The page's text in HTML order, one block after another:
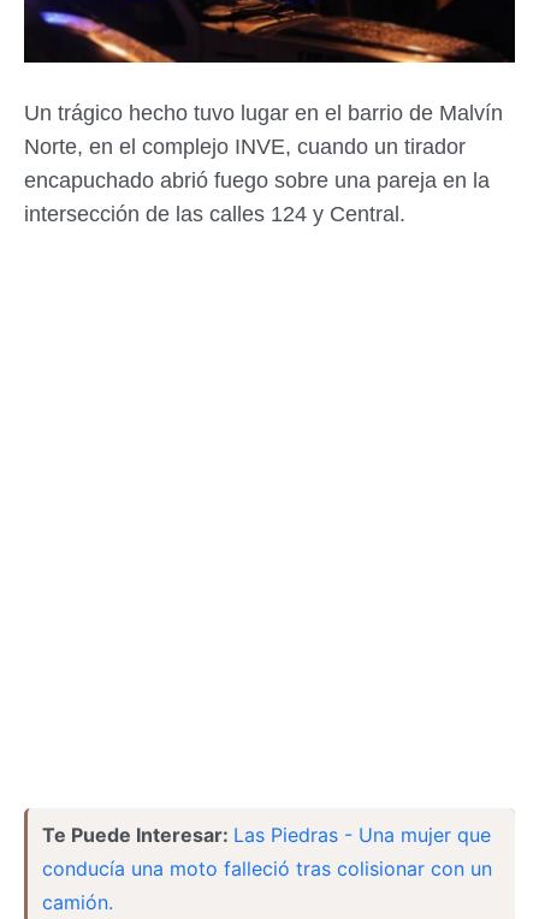
Un trágico hecho tuvo lugar en el barrio de Malvín
Norte, en el complejo INVE, cuando un tirador
encapuchado abrió fuego sobre una pareja en la
intersección de las calles 124 y Central.
Te Puede Interesar: Las Piedras - Una mujer que
conducía una moto falleció tras colisionar con un
camión.